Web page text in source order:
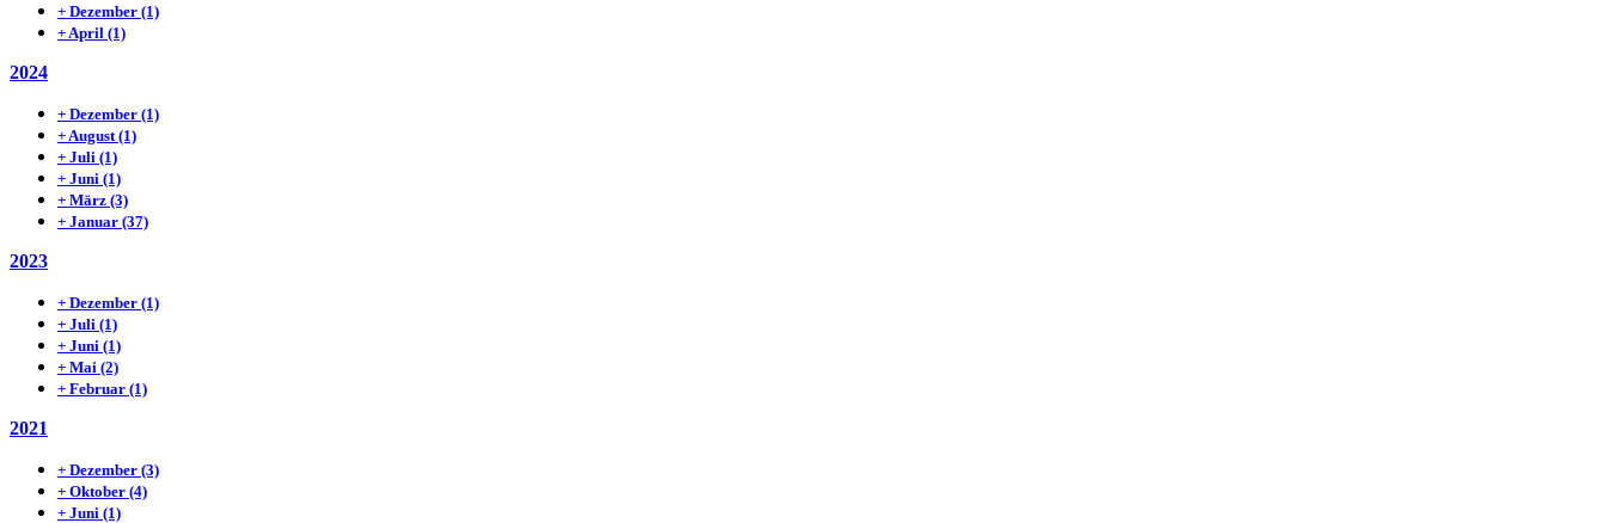
+ Dezember (1)
+ April (1)
2024
+ Dezember (1)
+ August (1)
+ Juli (1)
+ Juni (1)
+ März (3)
+ Januar (37)
2023
+ Dezember (1)
+ Juli (1)
+ Juni (1)
+ Mai (2)
+ Februar (1)
2021
+ Dezember (3)
+ Oktober (4)
+ Juni (1)